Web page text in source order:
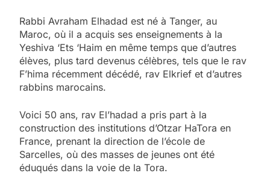
Rabbi Avraham Elhadad est né à Tanger, au
Maroc, où il a acquis ses enseignements à la
Yeshiva ‘Ets ‘Haim en même temps que d’autres
élèves, plus tard devenus célèbres, tels que le rav
F’hima récemment décédé, rav Elkrief et d’autres
rabbins marocains.
Voici 50 ans, rav El’hadad a pris part à la
construction des institutions d’Otzar HaTora en
France, prenant la direction de l’école de
Sarcelles, où des masses de jeunes ont été
éduqués dans la voie de la Tora.